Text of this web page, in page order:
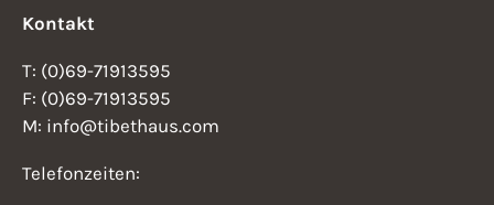
Kontakt
T: (0)69-71913595
F: (0)69-71913595
M: info@tibethaus.com
Telefonzeiten: